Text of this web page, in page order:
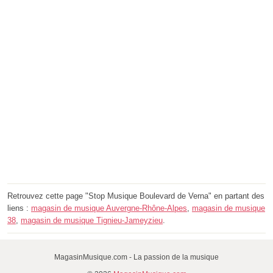
Retrouvez cette page "Stop Musique Boulevard de Verna" en partant des
liens : magasin de musique Auvergne-Rhône-Alpes, magasin de musique
38, magasin de musique Tignieu-Jameyzieu.
MagasinMusique.com - La passion de la musique